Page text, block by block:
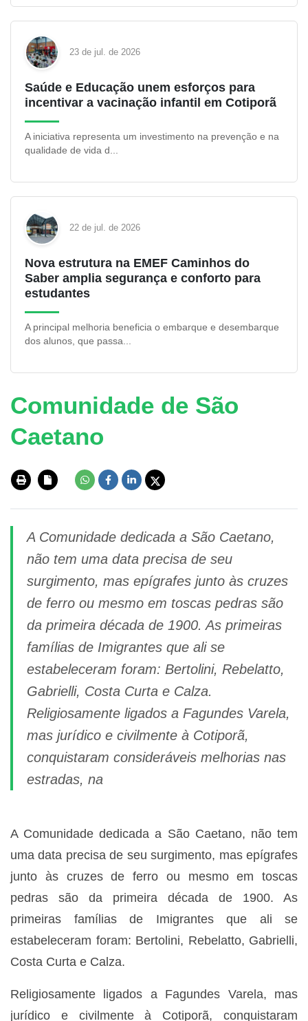
Comunidade de São
Caetano
A Comunidade dedicada a São Caetano,
não tem uma data precisa de seu
surgimento, mas epígrafes junto às cruzes
de ferro ou mesmo em toscas pedras são
da primeira década de 1900. As primeiras
famílias de Imigrantes que ali se
estabeleceram foram: Bertolini, Rebelatto,
Gabrielli, Costa Curta e Calza.
Religiosamente ligados a Fagundes Varela,
mas jurídico e civilmente à Cotiporã,
conquistaram consideráveis melhorias nas
estradas, na
A Comunidade dedicada a São Caetano, não tem
uma data precisa de seu surgimento, mas epígrafes
junto às cruzes de ferro ou mesmo em toscas
pedras são da primeira década de 1900. As
primeiras famílias de Imigrantes que ali se
estabeleceram foram: Bertolini, Rebelatto, Gabrielli,
Costa Curta e Calza.
Religiosamente ligados a Fagundes Varela, mas
jurídico e civilmente à Cotiporã, conquistaram
23 de jul. de 2026
Saúde e Educação unem esforços para
incentivar a vacinação infantil em Cotiporã
A iniciativa representa um investimento na prevenção e na
qualidade de vida d...
22 de jul. de 2026
Nova estrutura na EMEF Caminhos do
Saber amplia segurança e conforto para
estudantes
A principal melhoria beneficia o embarque e desembarque
dos alunos, que passa...